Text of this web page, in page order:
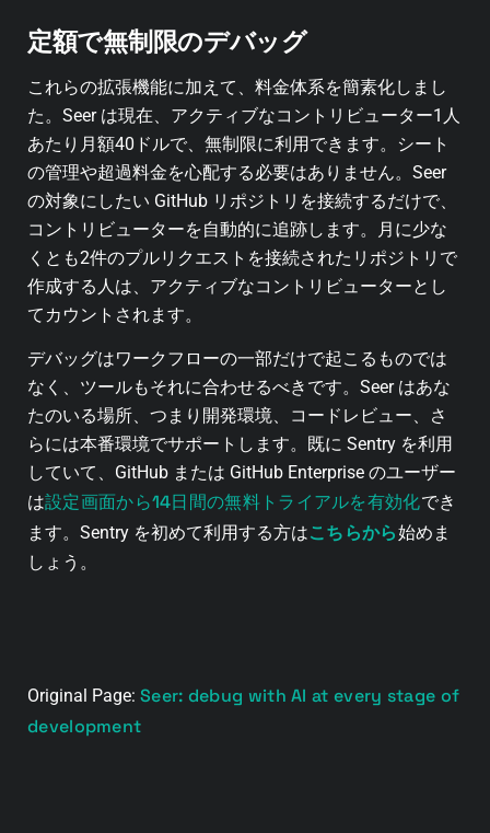
定額で無制限のデバッグ
これらの拡張機能に加えて、料金体系を簡素化しまし
た。Seer は現在、アクティブなコントリビューター1人
あたり月額40ドルで、無制限に利用できます。シート
の管理や超過料金を心配する必要はありません。Seer
の対象にしたい GitHub リポジトリを接続するだけで、
コントリビューターを自動的に追跡します。月に少な
くとも2件のプルリクエストを接続されたリポジトリで
作成する人は、アクティブなコントリビューターとし
てカウントされます。
デバッグはワークフローの一部だけで起こるものでは
なく、ツールもそれに合わせるべきです。Seer はあな
たのいる場所、つまり開発環境、コードレビュー、さ
らには本番環境でサポートします。既に Sentry を利用
していて、GitHub または GitHub Enterprise のユーザー
は設定画面から14日間の無料トライアルを有効化でき
ます。Sentry を初めて利用する方はこちらから始めま
しょう 。
Original Page: Seer: debug with AI at every stage of
development